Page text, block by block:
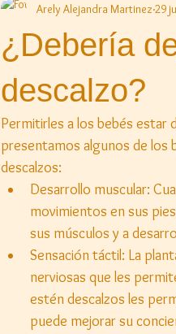
¿Debería
descalzo?
Arely Alejandra Martinez 29
Permitirles a los bebés estar
presentamos algunos de los
descalzos:
Desarrollo muscular:
movimientos en sus
sus músculos y a
Sensación táctil: La
nerviosas que les
estén descalzos les
puede mejorar su